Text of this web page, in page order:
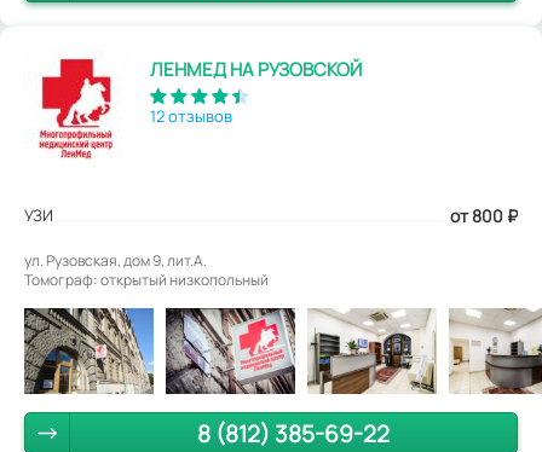
ЛЕНМЕД НА РУЗОВСКОЙ
12 отзывов
УЗИ от 800 ₽
ул. Рузовская, дом 9, лит.А.
Томограф: открытый низкопольный
8 (812) 385-69-22